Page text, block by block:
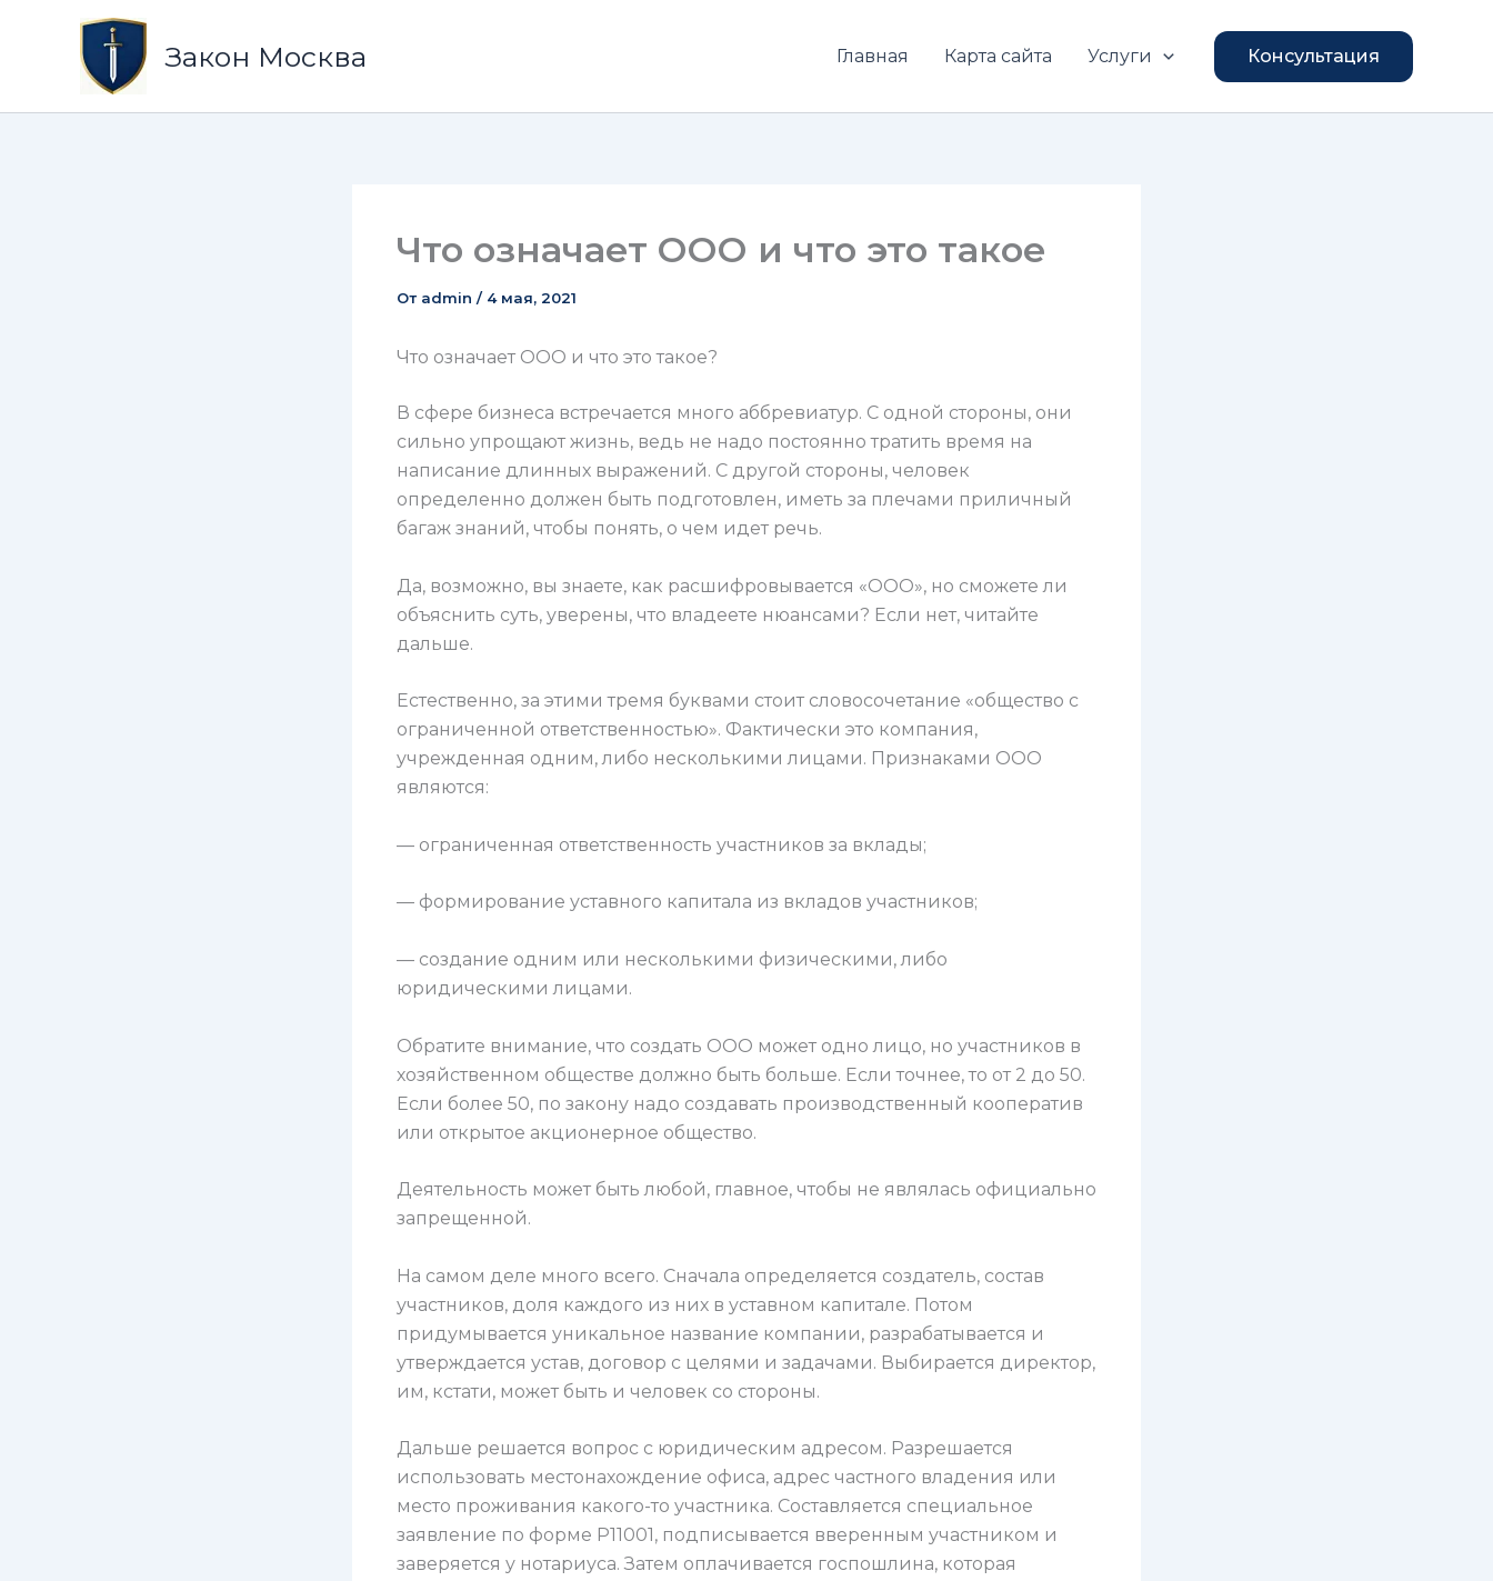
содержимому
Закон Москва Главная Карта сайта Услуги Консультация
Что означает ООО и что это такое
От admin / 4 мая, 2021
Что означает ООО и что это такое?
В сфере бизнеса встречается много аббревиатур. С одной стороны, они
сильно упрощают жизнь, ведь не надо постоянно тратить время на
написание длинных выражений. С другой стороны, человек
определенно должен быть подготовлен, иметь за плечами приличный
багаж знаний, чтобы понять, о чем идет речь.
Да, возможно, вы знаете, как расшифровывается «ООО», но сможете ли
объяснить суть, уверены, что владеете нюансами? Если нет, читайте
дальше.
Естественно, за этими тремя буквами стоит словосочетание «общество с
ограниченной ответственностью». Фактически это компания,
учрежденная одним, либо несколькими лицами. Признаками ООО
являются:
— ограниченная ответственность участников за вклады;
— формирование уставного капитала из вкладов участников;
— создание одним или несколькими физическими, либо
юридическими лицами.
Обратите внимание, что создать ООО может одно лицо, но участников в
хозяйственном обществе должно быть больше. Если точнее, то от 2 до 50.
Если более 50, по закону надо создавать производственный кооператив
или открытое акционерное общество.
Деятельность может быть любой, главное, чтобы не являлась официально
запрещенной.
На самом деле много всего. Сначала определяется создатель, состав
участников, доля каждого из них в уставном капитале. Потом
придумывается уникальное название компании, разрабатывается и
утверждается устав, договор с целями и задачами. Выбирается директор,
им, кстати, может быть и человек со стороны.
Дальше решается вопрос с юридическим адресом. Разрешается
использовать местонахождение офиса, адрес частного владения или
место проживания какого-то участника. Составляется специальное
заявление по форме Р11001, подписывается вверенным участником и
заверяется у нотариуса. Затем оплачивается госпошлина, которая